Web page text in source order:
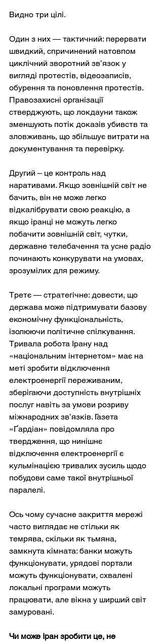
Видно три цілі.
Один з них — тактичний: перервати
швидкий, спричинений натовпом
циклічний зворотний зв’язок у
вигляді протестів, відеозаписів,
обурення та поновлення протестів.
Правозахисні організації
стверджують, що локдауни також
зменшують потік доказів убивств та
зловживань, що збільшує витрати на
документування та перевірку.
Другий – це контроль над
наративами. Якщо зовнішній світ не
бачить, він не може легко
відкалібрувати свою реакцію, а
якщо іранці не можуть легко
побачити зовнішній світ, чутки,
державне телебачення та усне радіо
починають конкурувати на умовах,
зрозумілих для режиму.
Третє — стратегічне: довести, що
держава може підтримувати базову
економічну функціональність,
ізолюючи політичне спілкування.
Тривала робота Ірану над
«національним інтернетом» має на
меті зробити відключення
електроенергії переживаним,
зберігаючи доступність внутрішніх
послуг навіть за умови розриву
міжнародних зв’язків. Газета
«Ґардіан» повідомляла про
твердження, що нинішнє
відключення електроенергії є
кульмінацією тривалих зусиль щодо
побудови саме такої внутрішньої
паралелі.
Ось чому сучасне закриття мережі
часто виглядає не стільки як
темрява, скільки як тьмяна,
замкнута кімната: банки можуть
функціонувати, урядові портали
можуть функціонувати, схвалені
локальні програми можуть
працювати, але вікна у ширший світ
замуровані.
Чи може Іран зробити це, не